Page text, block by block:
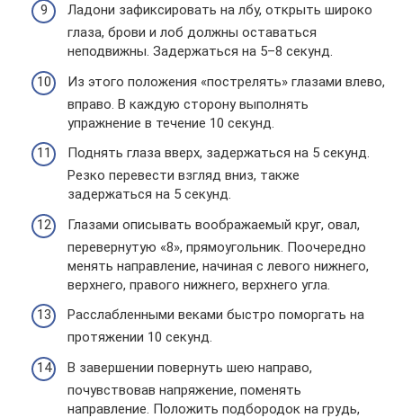
Ладони зафиксировать на лбу, открыть широко
глаза, брови и лоб должны оставаться
неподвижны. Задержаться на 5–8 секунд.
Из этого положения «пострелять» глазами влево,
вправо. В каждую сторону выполнять
упражнение в течение 10 секунд.
Поднять глаза вверх, задержаться на 5 секунд.
Резко перевести взгляд вниз, также
задержаться на 5 секунд.
Глазами описывать воображаемый круг, овал,
перевернутую «8», прямоугольник. Поочередно
менять направление, начиная с левого нижнего,
верхнего, правого нижнего, верхнего угла.
Расслабленными веками быстро поморгать на
протяжении 10 секунд.
В завершении повернуть шею направо,
почувствовав напряжение, поменять
направление. Положить подбородок на грудь,